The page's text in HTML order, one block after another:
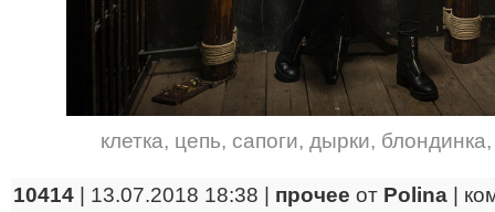
клетка, цепь, сапоги, дырки, блондинка
10414 | 13.07.2018 18:38 | прочее от Polina